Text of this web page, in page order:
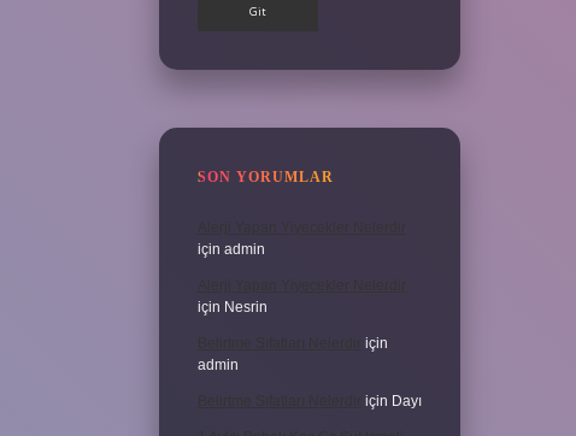
SON YORUMLAR
Alerji Yapan Yiyecekler Nelerdir
için admin
Alerji Yapan Yiyecekler Nelerdir
için Nesrin
Belirtme Sıfatları Nelerdir için
admin
Belirtme Sıfatları Nelerdir için Dayı